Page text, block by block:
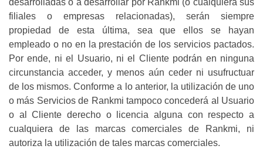
desarrolladas o a desarrollar por Rankmi (o cualquiera sus
filiales o empresas relacionadas), serán siempre
propiedad de esta última, sea que ellos se hayan
empleado o no en la prestación de los servicios pactados.
Por ende, ni el Usuario, ni el Cliente podrán en ninguna
circunstancia acceder, y menos aún ceder ni usufructuar
de los mismos. Conforme a lo anterior, la utilización de uno
o más Servicios de Rankmi tampoco concederá al Usuario
o al Cliente derecho o licencia alguna con respecto a
cualquiera de las marcas comerciales de Rankmi, ni
autoriza la utilización de tales marcas comerciales.